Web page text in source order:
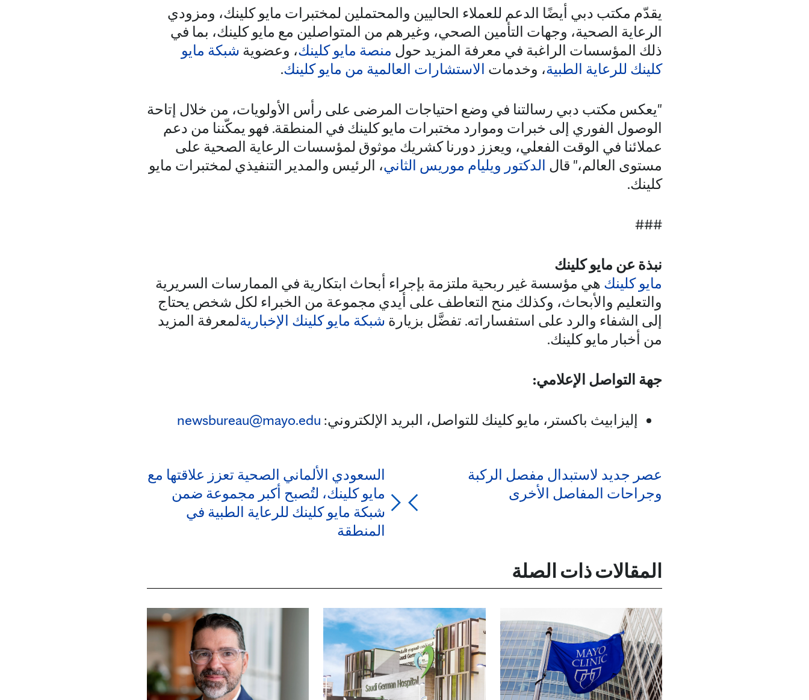
يقدّم مكتب دبي أيضًا الدعم للعملاء الحاليين والمحتملين لمختبرات مايو كلينك، ومزودي
الرعاية الصحية، وجهات التأمين الصحي، وغيرهم من المتواصلين مع مايو كلينك، بما في
ذلك المؤسسات الراغبة في معرفة المزيد حول منصة مايو كلينك، وعضوية شبكة مايو
كلينك للرعاية الطبية، وخدمات الاستشارات العالمية من مايو كلينك.
"يعكس مكتب دبي رسالتنا في وضع احتياجات المرضى على رأس الأولويات، من خلال إتاحة
الوصول الفوري إلى خبرات وموارد مختبرات مايو كلينك في المنطقة. فهو يمكّننا من دعم
عملائنا في الوقت الفعلي، ويعزز دورنا كشريك موثوق لمؤسسات الرعاية الصحية على
مستوى العالم،" قال الدكتور ويليام موريس الثاني، الرئيس والمدير التنفيذي لمختبرات مايو
كلينك.
###
نبذة عن مايو كلينك
مايو كلينك هي مؤسسة غير ربحية ملتزمة بإجراء أبحاث ابتكارية في الممارسات السريرية
والتعليم والأبحاث، وكذلك منح التعاطف على أيدي مجموعة من الخبراء لكل شخص يحتاج
إلى الشفاء والرد على استفساراته. تفضَّل بزيارة شبكة مايو كلينك الإخباريةلمعرفة المزيد
من أخبار مايو كلينك.
جهة التواصل الإعلامي:
إليزابيث باكستر، مايو كلينك للتواصل، البريد الإلكتروني: newsbureau@mayo.edu
عصر جديد لاستبدال مفصل الركبة
وجراحات المفاصل الأخرى
السعودي الألماني الصحية تعزز علاقتها مع
مايو كلينك، لتُصبح أكبر مجموعة ضمن
شبكة مايو كلينك للرعاية الطبية في
المنطقة
المقالات ذات الصلة